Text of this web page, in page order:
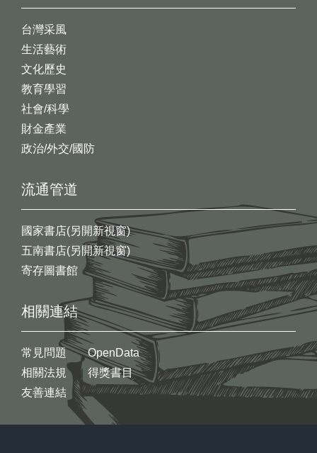
台灣采風
生活藝術
文化歷史
教育學習
社會/科學
財金產業
政治/外交/國防
流通管道
國家書店(另開新視窗)
五南書店(另開新視窗)
寄存圖書館
相關連結
常見問題
相關法規
友善連結
OpenData
得獎書目